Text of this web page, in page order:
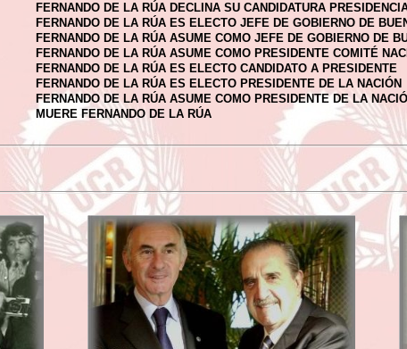
FERNANDO DE LA RÚA DECLINA SU CANDIDATURA
FERNANDO DE LA RÚA ES ELECTO JEFE DE GOBIERNO DE
FERNANDO DE LA RÚA ASUME COMO JEFE DE GOBIERNO DE
FERNANDO DE LA RÚA ASUME COMO PRESIDENTE COMITÉ
FERNANDO DE LA RÚA ES ELECTO CANDIDATO A PRESIDENTE
FERNANDO DE LA RÚA ES ELECTO PRESIDENTE DE LA NACIÓN
FERNANDO DE LA RÚA ASUME COMO PRESIDENTE DE LA
MUERE FERNANDO DE LA RÚA